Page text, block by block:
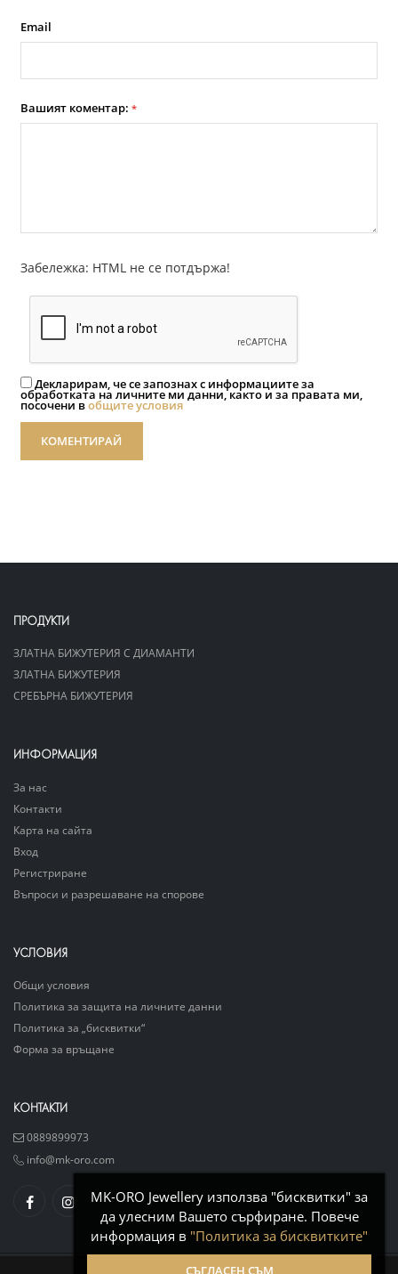
Email
Вашият коментар: *
Забележка: HTML не се потдържа!
Декларирам, че се запознах с информациите за
обработката на личните ми данни, както и за правата ми,
посочени вобщите условия
КОМЕНТИРАЙ
ПРОДУКТИ
ЗЛАТНА БИЖУТЕРИЯ С ДИАМАНТИ
ЗЛАТНА БИЖУТЕРИЯ
СРЕБЪРНА БИЖУТЕРИЯ
ИНФОРМАЦИЯ
За нас
Контакти
Карта на сайта
Вход
Регистриране
Въпроси и разрешаване на спорове
УСЛОВИЯ
Общи условия
Политика за защита на личните данни
Политика за „бисквитки“
Форма за връщане
КОНТАКТИ
0889899973
info@mk-oro.com
MK-ORO Jewellery използва "бисквитки" за
да улесним Вашето сърфиране. Повече
информация в "Политика за бисквитките"
СЪГЛАСЕН СЪМ